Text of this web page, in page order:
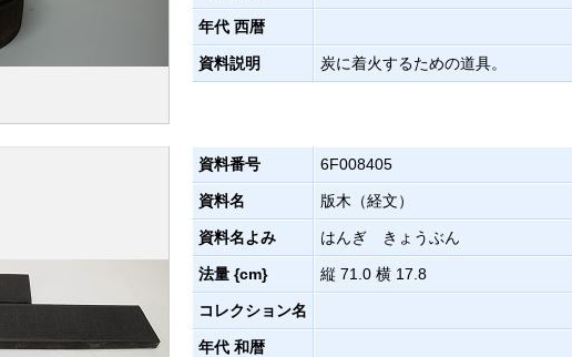
年代 西暦
資料説明 炭に着火するための道具。
資料番号 6F008405
資料名 版木（経文）
資料名よみ はんぎ きょうぶん
法量 {cm} 縦 71.0 横 17.8
コレクション名
年代 和暦